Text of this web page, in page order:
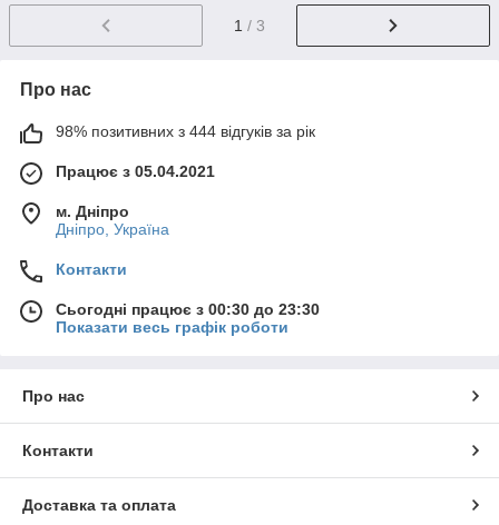
1 / 3
Про нас
98% позитивних з 444 відгуків за рік
Працює з 05.04.2021
м. Дніпро
Дніпро, Україна
Контакти
Сьогодні працює з 00:30 до 23:30
Показати весь графік роботи
Про нас
Контакти
Доставка та оплата